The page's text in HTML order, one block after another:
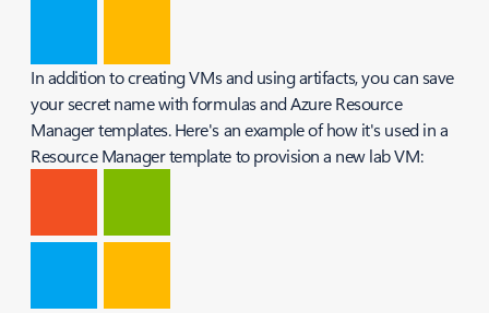
In addition to creating VMs and using artifacts, you can save
your secret name with formulas and Azure Resource
Manager templates. Here's an example of how it's used in a
Resource Manager template to provision a new lab VM: